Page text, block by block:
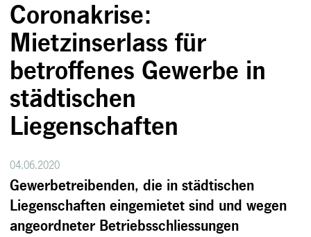
Coronakrise:
Mietzinserlass für
betroffenes Gewerbe in
städtischen
Liegenschaften
04.06.2020
Gewerbetreibenden, die in städtischen
Liegenschaften eingemietet sind und wegen
angeordneter Betriebsschliessungen